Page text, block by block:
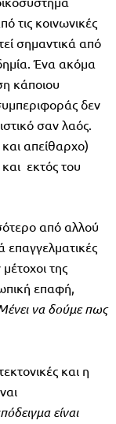
τις κοινωνικές
σημαντικά από
Ένα ακόμα
κάποιου
δεν
σαν λαός.
απείθαρχο)
εκτός του
από αλλού
της
επαφή,
να δούμε πως
και η
είναι